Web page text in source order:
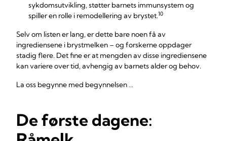
sykdomsutvikling, støtter barnets immunsystem og
spiller en rolle i remodellering av brystet.10
Selv om listen er lang, er dette bare noen få av
ingrediensene i brystmelken – og forskerne oppdager
stadig flere. Det fine er at mengden av disse ingrediensene
kan variere over tid, avhengig av barnets alder og behov.
La oss begynne med begynnelsen …
De første dagene: